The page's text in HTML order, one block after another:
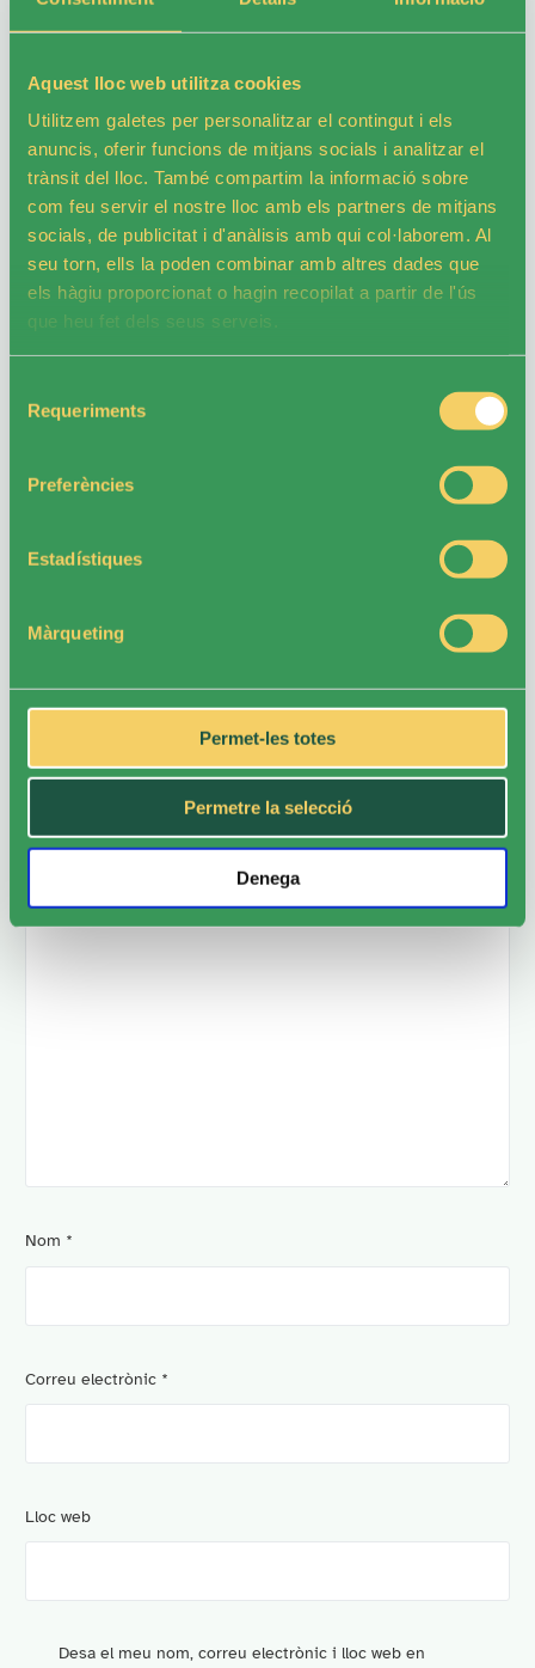
Aquest lloc web utilitza cookies
Utilitzem galetes per personalitzar el contingut i els
anuncis, oferir funcions de mitjans socials i analitzar el
trànsit del lloc. També compartim la informació sobre
com feu servir el nostre lloc amb els partners de mitjans
socials, de publicitat i d'anàlisis amb qui col·laborem. Al
seu torn, ells la poden combinar amb altres dades que
els hàgiu proporcionat o hagin recopilat a partir de l'ús
que heu fet dels seus serveis.
Requeriments
Preferències
Estadístiques
Màrqueting
Permet-les totes
Permetre la selecció
Denega
https://oficinavirtual.federacioacell.org/Account/Login
📍 Punt de trobada
Pl. Anna Gironella (Recinte Mundet)– Sortida
amb transport inclòs.
📞 Tota la informació aquí
Per a qualsevol dubte, poseu-vos en contacte amb
📧 lleure@fundacioacell.org
Deixa un comentari
L'adreça electrònica no es publicarà. Els camps
necessaris estan marcats amb*
Nom *
Correu electrònic *
Lloc web
Desa el meu nom, correu electrònic i lloc web en